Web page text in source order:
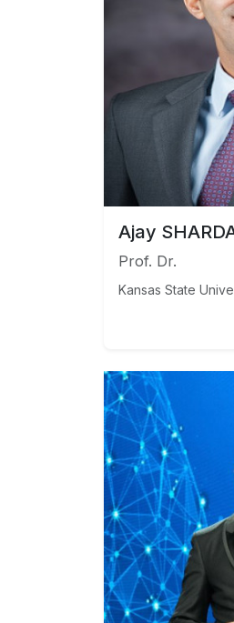
Ajay
Prof. Dr.
Kansas State